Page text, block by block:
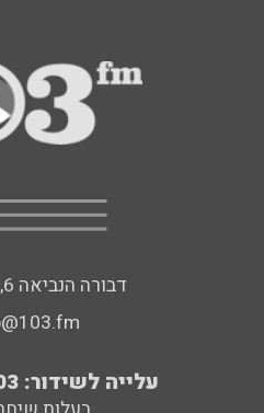
דבורה הנביאה 6, רמת השרון
עלייה לשידור: 0552-103-103